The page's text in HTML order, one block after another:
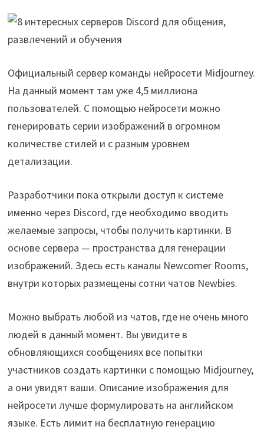
Официальный сервер команды нейросети Midjourney.
На данный момент там уже 4,5 миллиона
пользователей. С помощью нейросети можно
генерировать серии изображений в огромном
количестве стилей и с разным уровнем
детализации.
Разработчики пока открыли доступ к системе
именно через Discord, где необходимо вводить
желаемые запросы, чтобы получить картинки. В
основе сервера — пространства для генерации
изображений. Здесь есть каналы Newcomer Rooms,
внутри которых размещены сотни чатов Newbies.
Можно выбрать любой из чатов, где не очень много
людей в данный момент. Вы увидите в
обновляющихся сообщениях все попытки
участников создать картинки с помощью Midjourney,
а они увидят ваши. Описание изображения для
нейросети лучше формулировать на английском
языке. Есть лимит на бесплатную генерацию